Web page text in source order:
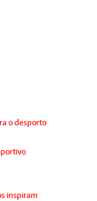
o desporto
inspiram